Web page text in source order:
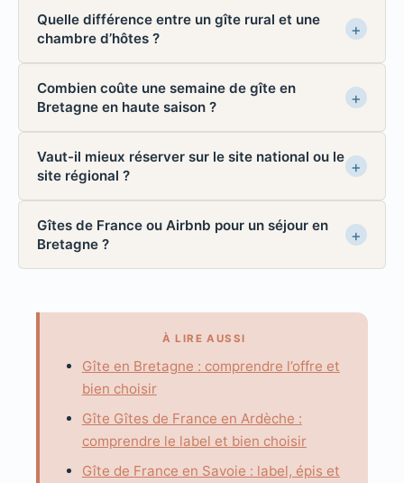
Quelle différence entre un gîte rural et une
chambre d’hôtes ?
Combien coûte une semaine de gîte en
Bretagne en haute saison ?
Vaut-il mieux réserver sur le site national ou le
site régional ?
Gîtes de France ou Airbnb pour un séjour en
Bretagne ?
À LIRE AUSSI
Gîte en Bretagne : comprendre l’offre et
bien choisir
Gîte Gîtes de France en Ardèche :
comprendre le label et bien choisir
Gîte de France en Savoie : label, épis et